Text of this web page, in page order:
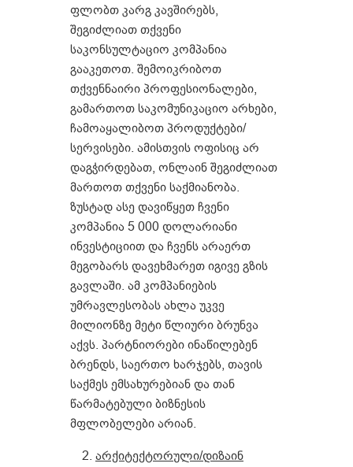
ფლობთ კარგ კავშირებს,
შეგიძლიათ თქვენი
საკონსულტაციო კომპანია
გააკეთოთ. შემოიკრიბოთ
თქვენნაირი პროფესიონალები,
გამართოთ საკომუნიკაციო არხები,
ჩამოაყალიბოთ პროდუქტები/
სერვისები. ამისთვის ოფისიც არ
დაგჭირდებათ, ონლაინ შეგიძლიათ
მართოთ თქვენი საქმიანობა.
ზუსტად ასე დავიწყეთ ჩვენი
კომპანია 5 000 დოლარიანი
ინვესტიციით და ჩვენს არაერთ
მეგობარს დავეხმარეთ იგივე გზის
გავლაში. ამ კომპანიების
უმრავლესობას ახლა უკვე
მილიონზე მეტი წლიური ბრუნვა
აქვს. პარტნიორები ინაწილებენ
ბრენდს, საერთო ხარჯებს, თავის
საქმეს ემსახურებიან და თან
წარმატებული ბიზნესის
მფლობელები არიან.
არქიტექტორული/დიზაინ